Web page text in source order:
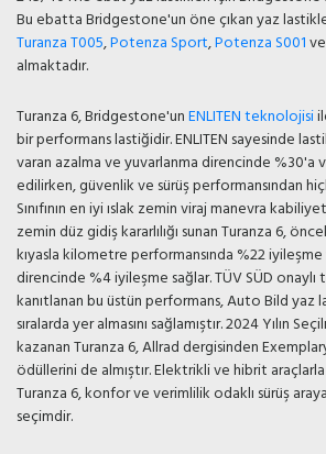
Bu ebatta Bridgestone'un öne çıkan yaz
Turanza T005,Potenza Sport,Potenza S001ve
almaktadır.
Turanza 6, Bridgestone'unENLITEN teknolojisi
bir performans lastiğidir. ENLITEN sayesinde
varan azalma ve yuvarlanma direncinde %30'a
edilirken, güvenlik ve sürüş performansından
Sınıfının en iyi ıslak zemin viraj manevra
zemin düz gidiş kararlılığı sunan Turanza 6,
kıyasla kilometre performansında %22
direncinde %4 iyileşme sağlar. TÜV SÜD onaylı
kanıtlanan bu üstün performans, Auto Bild
sıralarda yer almasını sağlamıştır. 2024 Yılın
kazanan Turanza 6, Allrad dergisinden
ödüllerini de almıştır. Elektrikli ve hibrit
Turanza 6, konfor ve verimlilik odaklı sürüş
seçimdir.